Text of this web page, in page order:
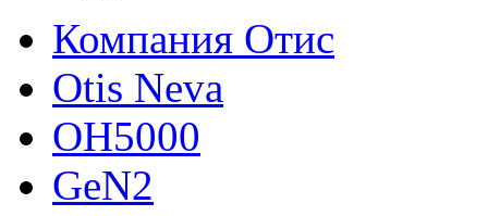
Компания Отис
Otis Neva
OH5000
GeN2